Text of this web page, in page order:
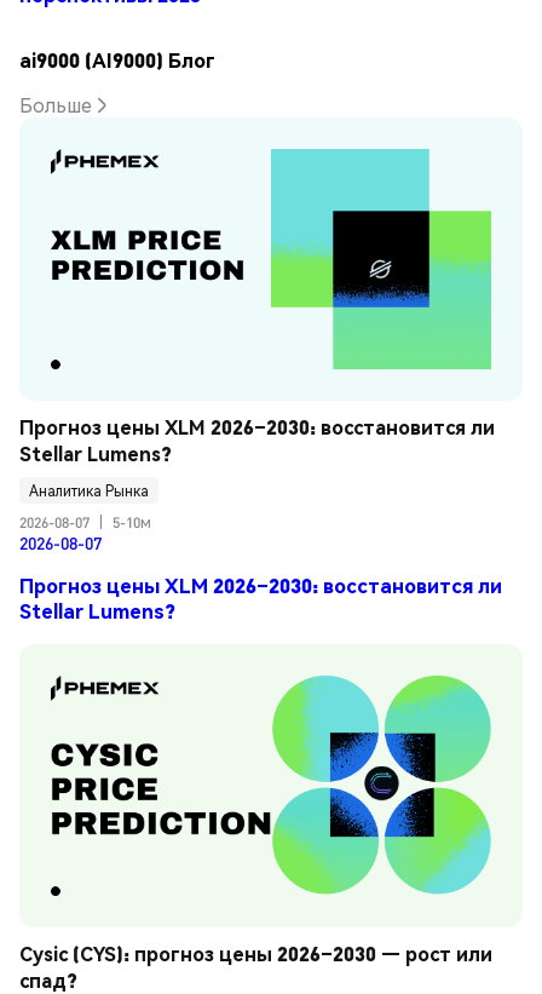
ai9000 (AI9000) Блог
Больше
Прогноз цены XLM 2026–2030: восстановится ли
Stellar Lumens?
Аналитика Рынка
2026-08-07
5-10м
2026-08-07
Прогноз цены XLM 2026–2030: восстановится ли
Stellar Lumens?
Cysic (CYS): прогноз цены 2026–2030 — рост или
спад?